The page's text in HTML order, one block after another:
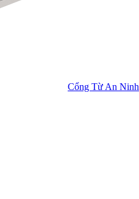
Cổng Từ An Ninh